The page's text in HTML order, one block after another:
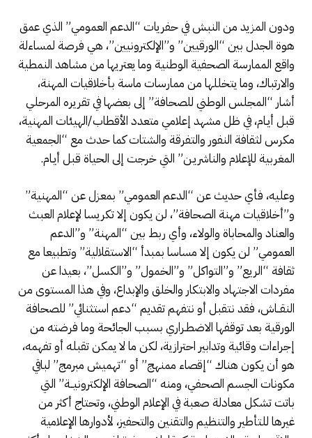
ودون المزيد من النبش في حفريات “الدعم العمومي” الذي عمق
هوة الجدل بين “الورقيين” و”الإلكترونيين”، هي فرصة لمساءلة
واقع الممارسة الصحفية الوطنية وما يعتريها من مشاهد النمطية
والارتباك، وما يتخللها من ممارسات ماسة بأخلاقيات المهنة،
أشار “المجلس الوطني للصحافة” إلى بعضها في تقريره المرحلي
قبل أيـام، في ظل مشهد إعلامي متعدد الأقطاب/الهيئات المهنية،
مكرس لثقافة النفور والتفرقة والشتات كما حدث مع “الجمعية
المغربية للإعلام والناشريـن” التي خرجت إلى الحياة قبل أيـام.
وعليه، فأي حديث عن “الدعم العمومي” بمعزل عن “المهنية”
و”أخلاقيات مهنة الصحافة”، لن يكون إلا تكريسا لإعلام العبث
والعناد والمحاباة والولاء، وأي ربط بين “المهنة” و”الدعم
العمومي” لن يكون إلا مساسا بمبدأ “الاستقلالية” وتطبيعا مع
ثقافة “الريع” و”التواكل” و”الخمول” و”الكسل”، بعيدا عن
مفردات الاجتهاد والابتكار والخلق والإبداع، وفي هذا المستوى من
النقــاش، فقد نتقبل أو نتفهم تقديم “دعم استثنائي” للصحافة
الورقية بعد توقفها الاضطـراري بسبب الجائحة وما فرضته من
إجراءات وقائية وتدابير احترازية، لكن ما لا يمكن تقبله أو تفهمه،
هو أن يكون هناك “إقصاء ممنهج” أو “تهميش مبرمج” لباقي
مكونات الجسم الصحفي، ومنه “الصحافة الإلكترونيــة” التي
باتت تشكل معادلة صعبة في الإعلام الوطني، وتحتاج أكثر من
غيرها للتأطير والتنظيم والتقنين والتحفيز، لأدوارها الإعلامية